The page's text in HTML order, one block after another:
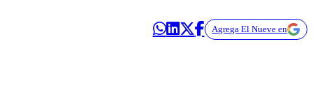
Agrega El Nueve en